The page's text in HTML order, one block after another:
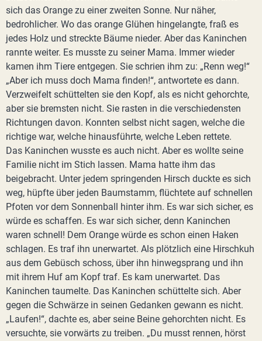
sich das Orange zu einer zweiten Sonne. Nur näher,
bedrohlicher. Wo das orange Glühen hingelangte, fraß es
jedes Holz und streckte Bäume nieder. Aber das Kaninchen
rannte weiter. Es musste zu seiner Mama. Immer wieder
kamen ihm Tiere entgegen. Sie schrien ihm zu: „Renn weg!“
„Aber ich muss doch Mama finden!“, antwortete es dann.
Verzweifelt schüttelten sie den Kopf, als es nicht gehorchte,
aber sie bremsten nicht. Sie rasten in die verschiedensten
Richtungen davon. Konnten selbst nicht sagen, welche die
richtige war, welche hinausführte, welche Leben rettete.
Das Kaninchen wusste es auch nicht. Aber es wollte seine
Familie nicht im Stich lassen. Mama hatte ihm das
beigebracht. Unter jedem springenden Hirsch duckte es sich
weg, hüpfte über jeden Baumstamm, flüchtete auf schnellen
Pfoten vor dem Sonnenball hinter ihm. Es war sich sicher, es
würde es schaffen. Es war sich sicher, denn Kaninchen
waren schnell! Dem Orange würde es schon einen Haken
schlagen. Es traf ihn unerwartet. Als plötzlich eine Hirschkuh
aus dem Gebüsch schoss, über ihn hinwegsprang und ihn
mit ihrem Huf am Kopf traf. Es kam unerwartet. Das
Kaninchen taumelte. Das Kaninchen schüttelte sich. Aber
gegen die Schwärze in seinen Gedanken gewann es nicht.
„Laufen!“, dachte es, aber seine Beine gehorchten nicht. Es
versuchte, sie vorwärts zu treiben. „Du musst rennen, hörst